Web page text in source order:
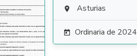
 Asturias
 Ordinaria de 2024